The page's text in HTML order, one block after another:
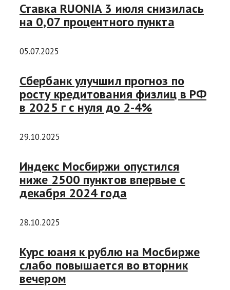
Ставка RUONIA 3 июля снизилась
на 0,07 процентного пункта
05.07.2025
Сбербанк улучшил прогноз по
росту кредитования физлиц в РФ
в 2025 г с нуля до 2-4%
29.10.2025
Индекс Мосбиржи опустился
ниже 2500 пунктов впервые с
декабря 2024 года
28.10.2025
Курс юаня к рублю на Мосбирже
слабо повышается во вторник
вечером